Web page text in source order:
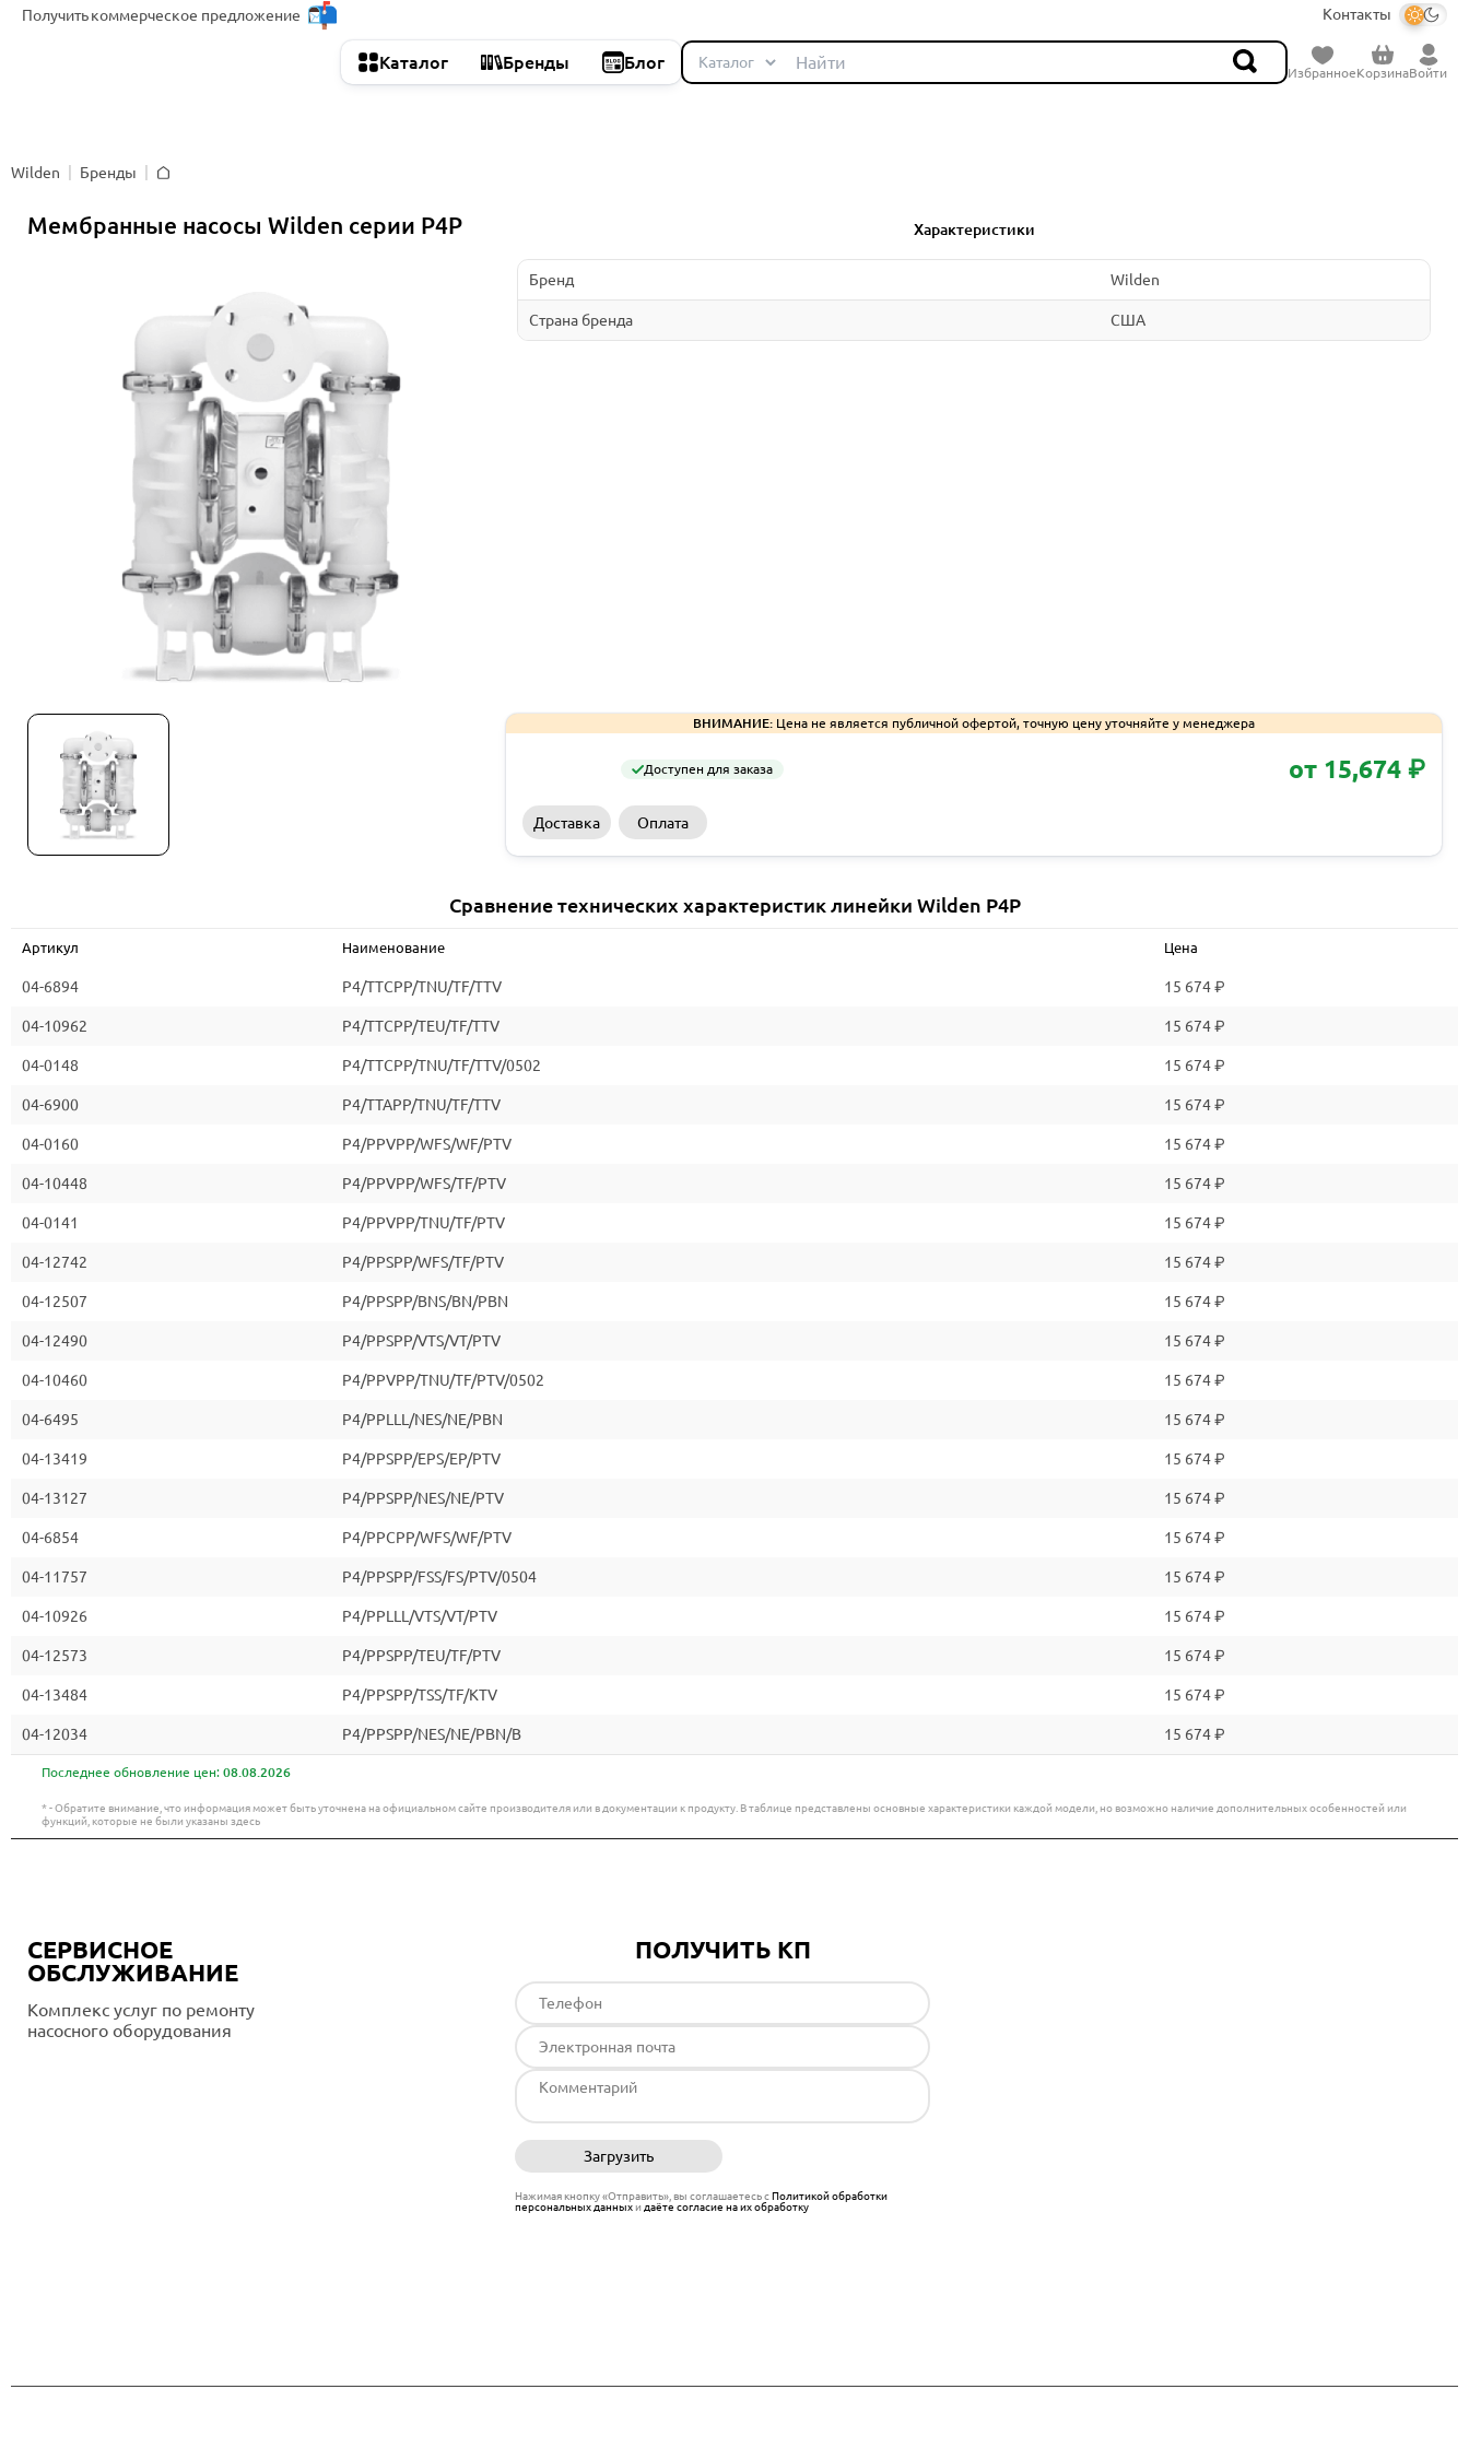
Получитькоммерческое предложение Контакты
Каталог Бренды Блог
ИзбранноеКорзинаВойти
Wilden
Бренды
Мембранные насосы Wilden серии P4P Характеристики
Бренд Wilden
Страна бренда США
ВНИМАНИЕ: Цена не является публичной офертой, точную цену уточняйте у менеджера
Доступен для заказа от 15,674 ₽
Доставка Оплата
Сравнение технических характеристик линейки Wilden P4P
Артикул Наименование Цена
04-6894 P4/TTCPP/TNU/TF/TTV 15 674 ₽
04-10962 P4/TTCPP/TEU/TF/TTV 15 674 ₽
04-0148 P4/TTCPP/TNU/TF/TTV/0502 15 674 ₽
04-6900 P4/TTAPP/TNU/TF/TTV 15 674 ₽
04-0160 P4/PPVPP/WFS/WF/PTV 15 674 ₽
04-10448 P4/PPVPP/WFS/TF/PTV 15 674 ₽
04-0141 P4/PPVPP/TNU/TF/PTV 15 674 ₽
04-12742 P4/PPSPP/WFS/TF/PTV 15 674 ₽
04-12507 P4/PPSPP/BNS/BN/PBN 15 674 ₽
04-12490 P4/PPSPP/VTS/VT/PTV 15 674 ₽
04-10460 P4/PPVPP/TNU/TF/PTV/0502 15 674 ₽
04-6495 P4/PPLLL/NES/NE/PBN 15 674 ₽
04-13419 P4/PPSPP/EPS/EP/PTV 15 674 ₽
04-13127 P4/PPSPP/NES/NE/PTV 15 674 ₽
04-6854 P4/PPCPP/WFS/WF/PTV 15 674 ₽
04-11757 P4/PPSPP/FSS/FS/PTV/0504 15 674 ₽
04-10926 P4/PPLLL/VTS/VT/PTV 15 674 ₽
04-12573 P4/PPSPP/TEU/TF/PTV 15 674 ₽
04-13484 P4/PPSPP/TSS/TF/KTV 15 674 ₽
04-12034 P4/PPSPP/NES/NE/PBN/B 15 674 ₽
Последнее обновление цен: 08.08.2026
* - Обратите внимание, что информация может быть уточнена на официальном сайте производителя или в документации к продукту. В таблице представлены основные характеристики каждой модели, но возможно наличие дополнительных особенностей или
функций, которые не были указаны здесь
СЕРВИСНОЕ
ОБСЛУЖИВАНИЕ
Комплекс услуг по ремонту
насосного оборудования
ПОЛУЧИТЬ КП
Загрузить
Нажимая кнопку «Отправить», вы соглашаетесь сПолитикой обработки
персональных данныхи даёте согласие на их обработку